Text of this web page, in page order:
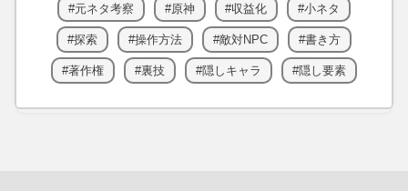
元ネタ考察 原神 収益化 小ネタ
探索 操作方法 敵対NPC 書き方
著作権 裏技 隠しキャラ 隠し要素